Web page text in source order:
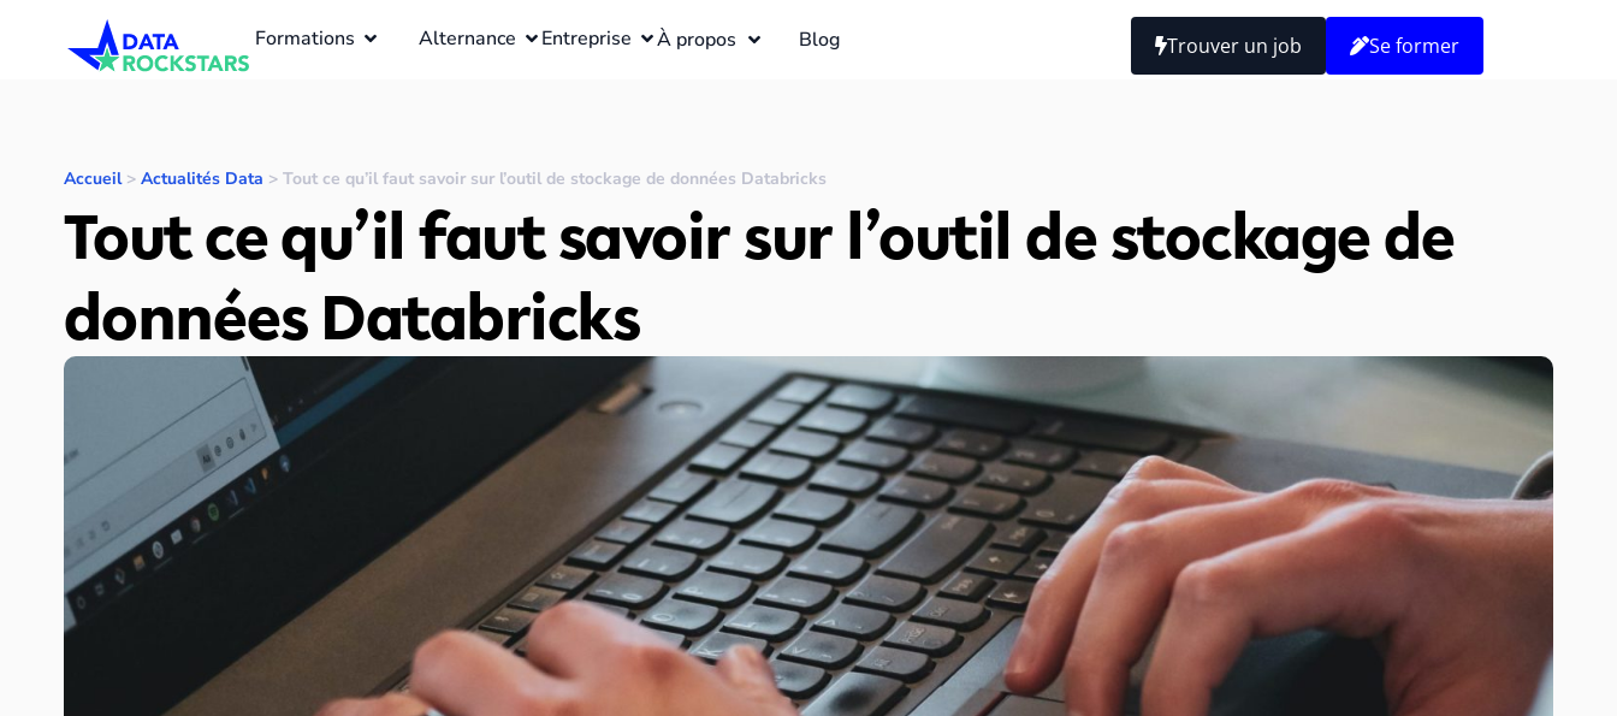
Formations Alternance Entreprise À propos Blog Trouver un job Se former
Accueil> Actualités Data > Tout ce qu’il faut savoir sur l’outil de stockage de données Databricks
Tout ce qu’il faut savoir sur l’outil de stockage de
données Databricks